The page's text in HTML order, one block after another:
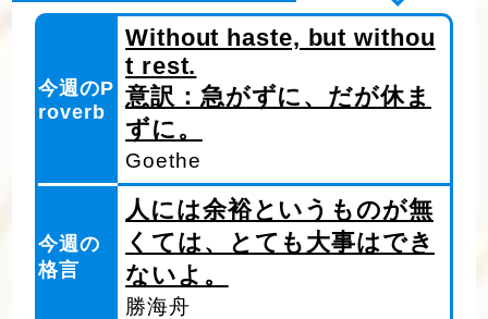
今週のP
roverb
Without haste, but withou
t rest.
意訳：急がずに、だが休ま
ずに。
Goethe
今週の
格言
人には余裕というものが無
くては、とても大事はでき
ないよ。
勝海舟